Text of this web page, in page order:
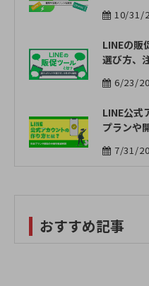
10/31/
LINEの販
選び方、
6/23/
LINE公式
プランや
7/31/
おすすめ記事